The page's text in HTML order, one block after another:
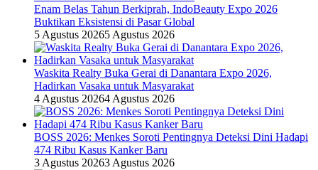
Enam Belas Tahun Berkiprah, IndoBeauty Expo 2026
Buktikan Eksistensi di Pasar Global
5 Agustus 20265 Agustus 2026
Waskita Realty Buka Gerai di Danantara Expo 2026,
Hadirkan Vasaka untuk Masyarakat
4 Agustus 20264 Agustus 2026
BOSS 2026: Menkes Soroti Pentingnya Deteksi Dini Hadapi
474 Ribu Kasus Kanker Baru
3 Agustus 20263 Agustus 2026